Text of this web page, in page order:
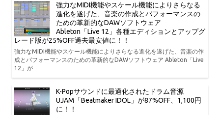
強力なMIDI機能やスケール機能によりさらなる
進化を遂げた、音楽の作成とパフォーマンスの
ための革新的なDAWソフトウェア
Ableton「Live 12」各種エディションとアップグ
レード版が25%OFF過去最安値に！！
強力なMIDI機能やスケール機能によりさらなる進化を遂げた、音楽の作
成とパフォーマンスのための革新的なDAWソフトウェア Ableton「Live
12」が
K-Popサウンドに最適化されたドラム音源
UJAM「Beatmaker IDOL」が87%OFF、1,100円
に！！